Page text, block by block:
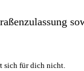
sich für dich nicht.